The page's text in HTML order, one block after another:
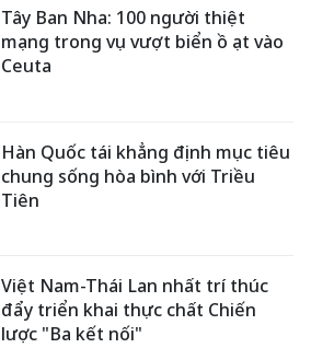
Tây Ban Nha: 100 người thiệt
mạng trong vụ vượt biển ồ ạt vào
Ceuta
Hàn Quốc tái khẳng định mục tiêu
chung sống hòa bình với Triều
Tiên
Việt Nam-Thái Lan nhất trí thúc
đẩy triển khai thực chất Chiến
lược "Ba kết nối"